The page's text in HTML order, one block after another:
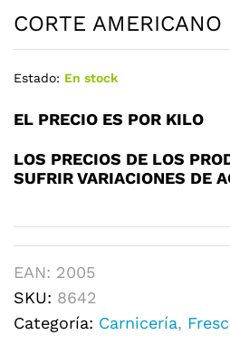
CORTE
Estado: En stock
EL PRECIO ES POR KILO
LOS PRECIOS DE LOS
SUFRIR VARIACIONES DE
EAN: 2005
SKU: 8642
Categoría: Carnicería,